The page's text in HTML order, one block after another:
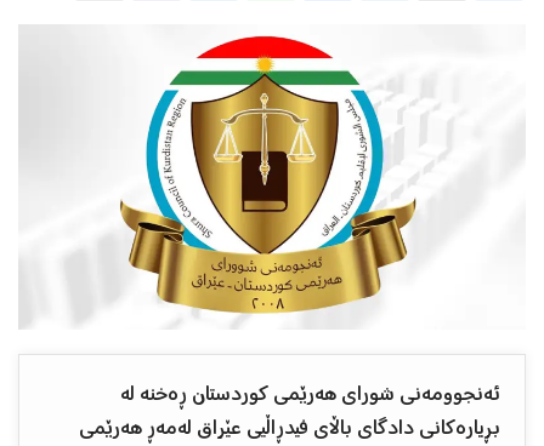
ئەنجوومەنی شورای هەرێمی كوردستان ڕەخنە لە
بڕیارەکانی دادگای باڵای فیدڕاڵیی عێراق لەمەڕ هەرێمی